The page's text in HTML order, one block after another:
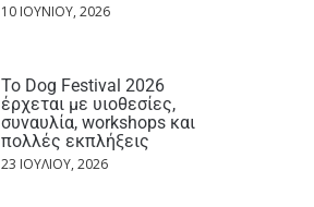
10 ΙΟΥΝΊΟΥ, 2026
Το Dog Festival 2026
έρχεται με υιοθεσίες,
συναυλία, workshops και
πολλές εκπλήξεις
23 ΙΟΥΛΊΟΥ, 2026